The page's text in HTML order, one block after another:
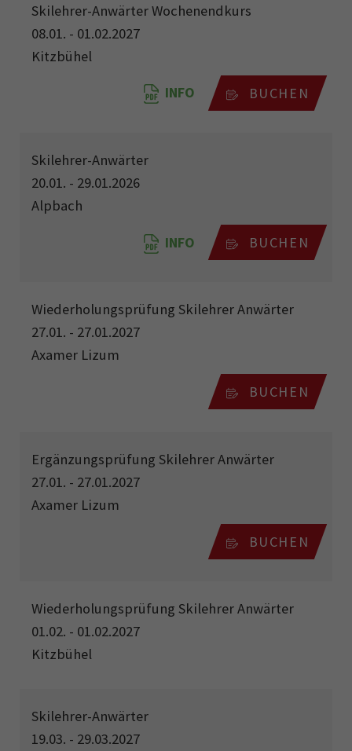
Skilehrer-Anwärter Wochenendkurs
08.01. - 01.02.2027
Kitzbühel
INFO BUCHEN
Skilehrer-Anwärter
20.01. - 29.01.2026
Alpbach
INFO BUCHEN
Wiederholungsprüfung Skilehrer Anwärter
27.01. - 27.01.2027
Axamer Lizum
BUCHEN
Ergänzungsprüfung Skilehrer Anwärter
27.01. - 27.01.2027
Axamer Lizum
BUCHEN
Wiederholungsprüfung Skilehrer Anwärter
01.02. - 01.02.2027
Kitzbühel
Skilehrer-Anwärter
19.03. - 29.03.2027